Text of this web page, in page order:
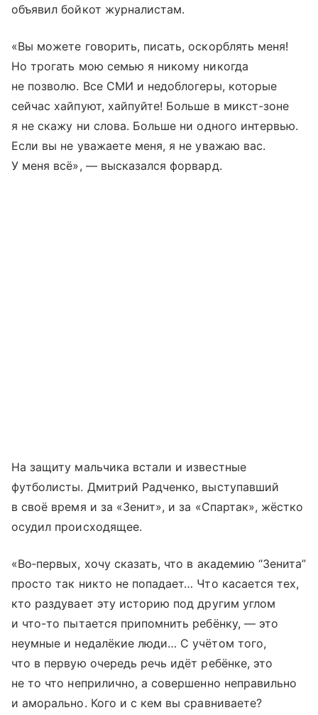
объявил бойкот журналистам.
«Вы можете говорить, писать, оскорблять меня!
Но трогать мою семью я никому никогда
не позволю. Все СМИ и недоблогеры, которые
сейчас хайпуют, хайпуйте! Больше в микст-зоне
я не скажу ни слова. Больше ни одного интервью.
Если вы не уважаете меня, я не уважаю вас.
У меня всё», — высказался форвард.
На защиту мальчика встали и известные
футболисты. Дмитрий Радченко, выступавший
в своё время и за «Зенит», и за «Спартак», жёстко
осудил происходящее.
«Во‑первых, хочу сказать, что в академию “Зенита”
просто так никто не попадает… Что касается тех,
кто раздувает эту историю под другим углом
и что-то пытается припомнить ребёнку, — это
неумные и недалёкие люди… С учётом того,
что в первую очередь речь идёт ребёнке, это
не то что неприлично, а совершенно неправильно
и аморально. Кого и с кем вы сравниваете?